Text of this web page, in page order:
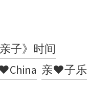
亲子》时间
亲♥子乐